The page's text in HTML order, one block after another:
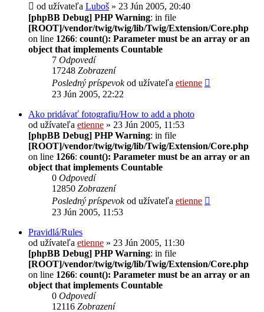
od užívateľa Luboš » 23 Jún 2005, 20:40
[phpBB Debug] PHP Warning: in file
[ROOT]/vendor/twig/twig/lib/Twig/Extension/Core.php
on line 1266: count(): Parameter must be an array or an
object that implements Countable
7 Odpovedí
17248 Zobrazení
Posledný príspevokod užívateľa etienne
23 Jún 2005, 22:22
Ako pridávať fotografiu/How to add a photo
od užívateľa etienne » 23 Jún 2005, 11:53
[phpBB Debug] PHP Warning: in file
[ROOT]/vendor/twig/twig/lib/Twig/Extension/Core.php
on line 1266: count(): Parameter must be an array or an
object that implements Countable
0 Odpovedí
12850 Zobrazení
Posledný príspevokod užívateľa etienne
23 Jún 2005, 11:53
Pravidlá/Rules
od užívateľa etienne » 23 Jún 2005, 11:30
[phpBB Debug] PHP Warning: in file
[ROOT]/vendor/twig/twig/lib/Twig/Extension/Core.php
on line 1266: count(): Parameter must be an array or an
object that implements Countable
0 Odpovedí
12116 Zobrazení